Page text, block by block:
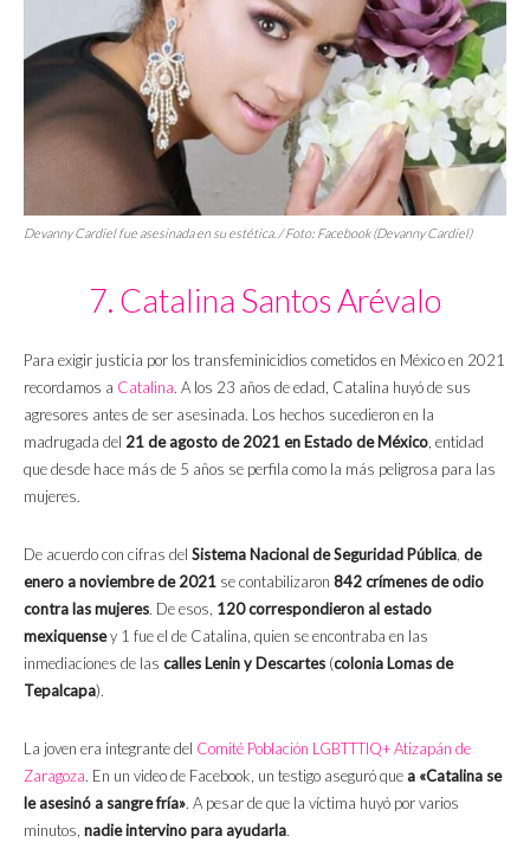
Devanny Cardiel fue asesinada en su estética. / Foto: Facebook (Devanny Cardiel)
7. Catalina Santos Arévalo
Para exigir justicia por los transfeminicidios cometidos en México en 2021
recordamos a Catalina. A los 23 años de edad, Catalina huyó de sus
agresores antes de ser asesinada. Los hechos sucedieron en la
madrugada del 21 de agosto de 2021 en Estado de México, entidad
que desde hace más de 5 años se perfila como la más peligrosa para las
mujeres.
De acuerdo con cifras del Sistema Nacional de Seguridad Pública, de
enero a noviembre de 2021 se contabilizaron 842 crímenes de odio
contra las mujeres. De esos, 120 correspondieron al estado
mexiquensey 1 fue el de Catalina, quien se encontraba en las
inmediaciones de las calles Lenin y Descartes (colonia Lomas de
Tepalcapa).
La joven era integrante del Comité Población LGBTTTIQ+ Atizapán de
Zaragoza. En un video de Facebook, un testigo aseguró que a «Catalina se
le asesinó a sangre fría». A pesar de que la víctima huyó por varios
minutos, nadie intervino para ayudarla.